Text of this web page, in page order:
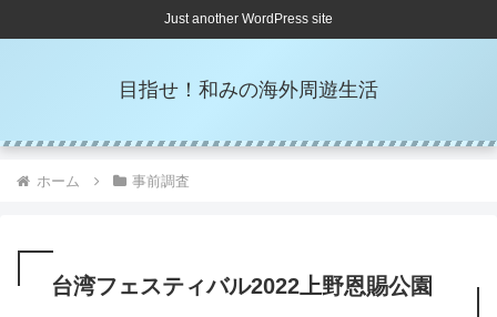
Just another WordPress site
目指せ！和みの海外周遊生活
ホーム 事前調査
台湾フェスティバル2022上野恩賜公園